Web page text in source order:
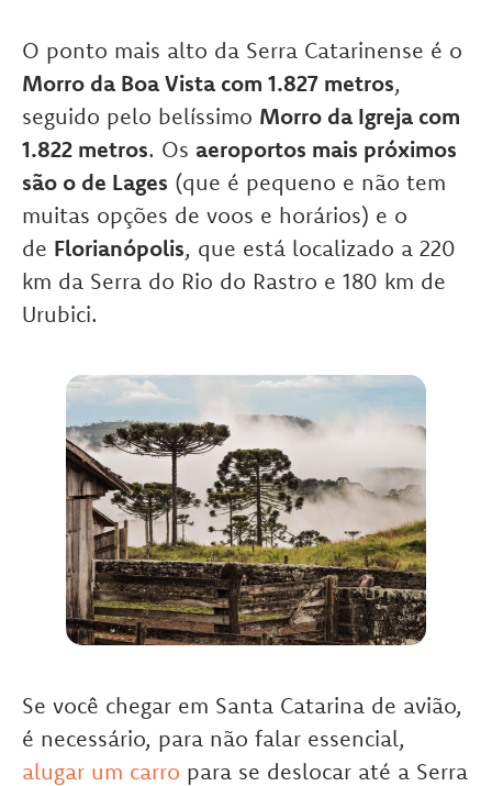
O ponto mais alto da Serra Catarinense é o
Morro da Boa Vista com 1.827 metros,
seguido pelo belíssimo Morro da Igreja com
1.822 metros. Os aeroportos mais próximos
são o de Lages (que é pequeno e não tem
muitas opções de voos e horários) e o
de Florianópolis, que está localizado a 220
km da Serra do Rio do Rastro e 180 km de
Urubici.
Se você chegar em Santa Catarina de avião,
é necessário, para não falar essencial,
alugar um carro para se deslocar até a Serra